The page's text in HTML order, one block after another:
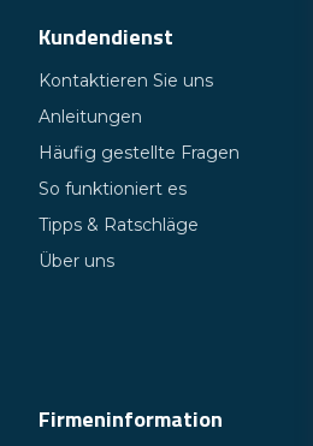
Kundendienst
Kontaktieren Sie uns
Anleitungen
Häufig gestellte Fragen
So funktioniert es
Tipps & Ratschläge
Über uns
Firmeninformation